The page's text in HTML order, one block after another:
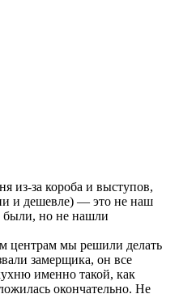
из-за короба и выступов,
и дешевле) — это не наш
были, но не нашли
центрам мы решили делать
замерщика, он все
именно такой, как
окончательно. Не